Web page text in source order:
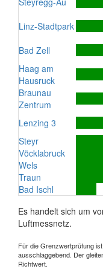
Linz-Stadtpark
Bad Zell
Haag am
Hausruck
Braunau
Zentrum
Lenzing 3
Steyr
Vöcklabruck
Wels
Traun
Bad Ischl
Es handelt sich um
Luftmessnetz.
Für die Grenzwertprüfung
ausschlaggebend. Der
Richtwert.